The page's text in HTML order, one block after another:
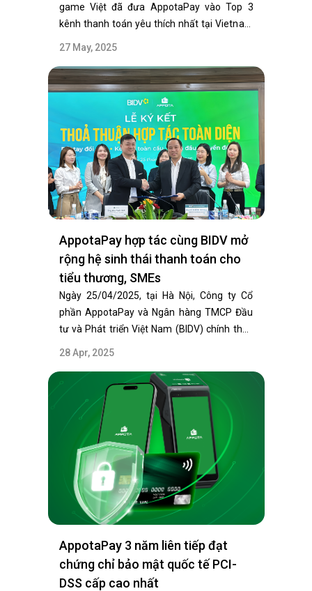
game Việt đã đưa AppotaPay vào Top 3
kênh thanh toán yêu thích nhất tại Vietnam
27 May, 2025
AppotaPay hợp tác cùng BIDV mở
rộng hệ sinh thái thanh toán cho
tiểu thương, SMEs
Ngày 25/04/2025, tại Hà Nội, Công ty Cổ
phần AppotaPay và Ngân hàng TMCP Đầu
tư và Phát triển Việt Nam (BIDV) chính thức
28 Apr, 2025
AppotaPay 3 năm liên tiếp đạt
chứng chỉ bảo mật quốc tế PCI-
DSS cấp cao nhất